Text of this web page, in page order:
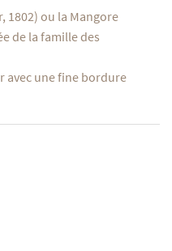
1802) ou la Mangore
de la famille des
avec une fine bordure